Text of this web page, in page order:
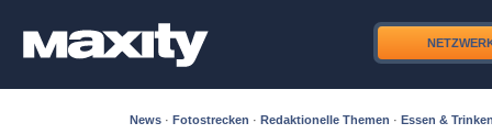
News · Fotostrecken · Redaktionelle Themen · Essen &